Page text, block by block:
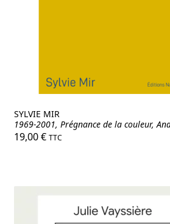
SYLVIE MIR
1969-2001, Prégnance de la couleur,
19,00€ TTC